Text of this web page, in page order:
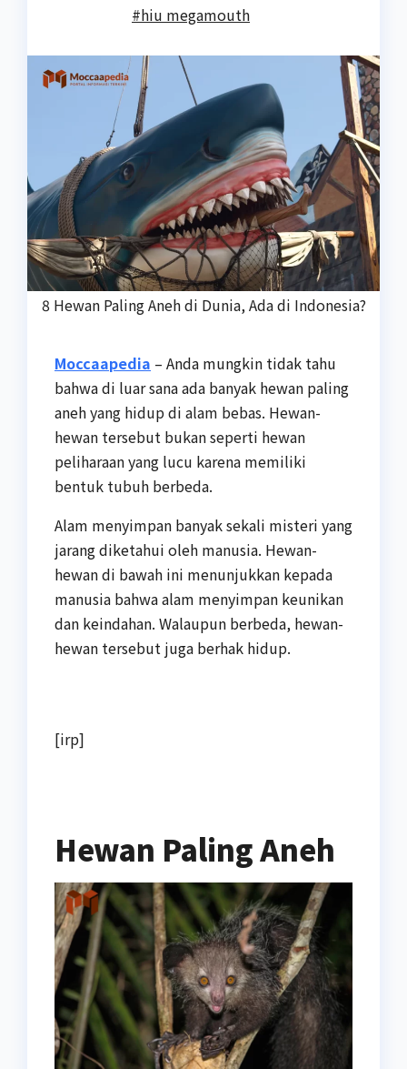
#hiu megamouth
8 Hewan Paling Aneh di Dunia, Ada di Indonesia?
Moccaapedia – Anda mungkin tidak tahu
bahwa di luar sana ada banyak hewan paling
anehyang hidup di alam bebas. Hewan-
hewan tersebut bukan seperti hewan
peliharaan yang lucu karena memiliki
bentuk tubuh berbeda.
Alam menyimpan banyak sekali misteri yang
jarang diketahui oleh manusia. Hewan-
hewan di bawah ini menunjukkan kepada
manusia bahwa alam menyimpan keunikan
dan keindahan. Walaupun berbeda, hewan-
hewan tersebut juga berhak hidup.
[irp]
Hewan Paling Aneh